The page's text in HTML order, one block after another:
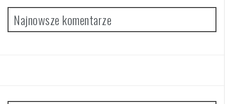
Najnowsze komentarze